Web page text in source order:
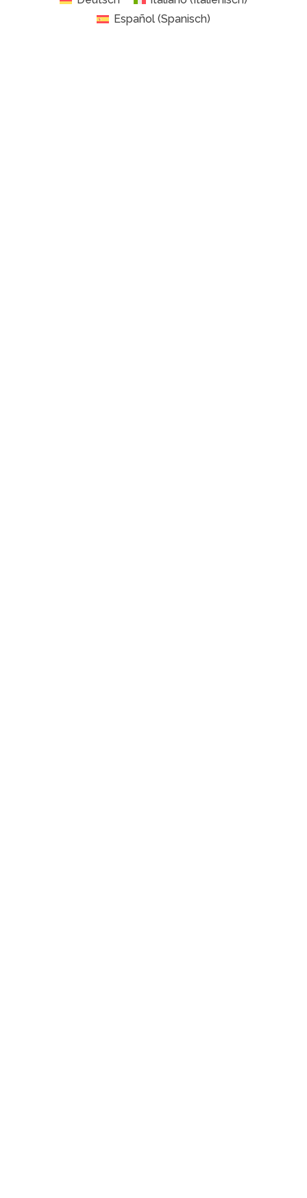
Español(Spanisch)